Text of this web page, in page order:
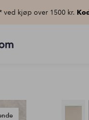
ved kjøp over 1500 kr.